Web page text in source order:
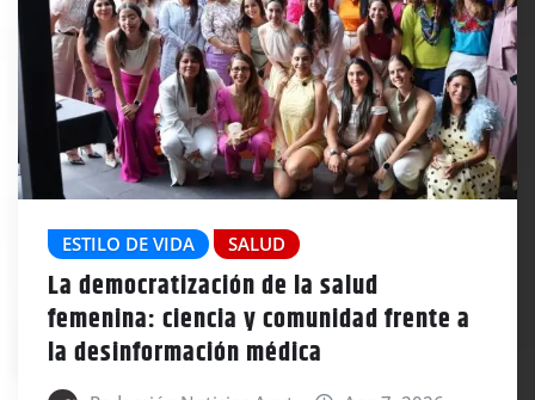
ESTILO DE VIDA SALUD
La democratización de la salud
femenina: ciencia y comunidad frente a
la desinformación médica